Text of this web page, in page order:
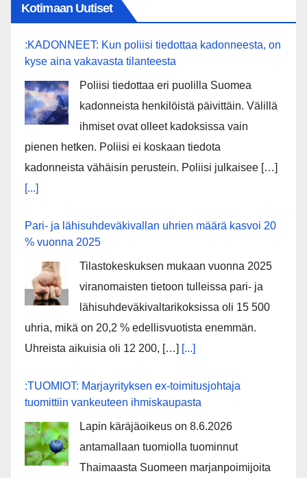
Kotimaan Uutiset
:KADONNEET: Kun poliisi tiedottaa kadonneesta, on
kyse aina vakavasta tilanteesta
Poliisi tiedottaa eri puolilla Suomea
kadonneista henkilöistä päivittäin. Välillä
ihmiset ovat olleet kadoksissa vain
pienen hetken. Poliisi ei koskaan tiedota
kadonneista vähäisin perustein. Poliisi julkaisee […]
[...]
Pari- ja lähisuhdeväkivallan uhrien määrä kasvoi 20
% vuonna 2025
Tilastokeskuksen mukaan vuonna 2025
viranomaisten tietoon tulleissa pari- ja
lähisuhdeväkivaltarikoksissa oli 15 500
uhria, mikä on 20,2 % edellisvuotista enemmän.
Uhreista aikuisia oli 12 200, […] [...]
:TUOMIOT: Marjayrityksen ex-toimitusjohtaja
tuomittiin vankeuteen ihmiskaupasta
Lapin käräjäoikeus on 8.6.2026
antamallaan tuomiolla tuominnut
Thaimaasta Suomeen marjanpoimijoita